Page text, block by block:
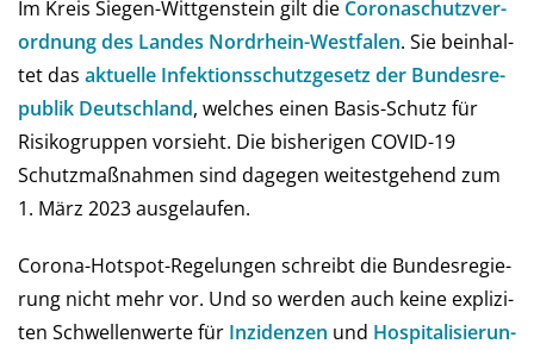
Im Kreis Siegen-Wittgenstein gilt die Corona­schutz­ver­
ord­nung des Landes Nord­rhein-West­falen. Sie be­in­hal­
tet das aktu­elle Infe­ktions­schutz­ge­setz der Bun­des­re­
pub­lik Deutsch­land, wel­ches einen Basis-Schutz für
Risi­ko­grup­pen vor­sieht. Die bis­he­ri­gen COVID-19
Schutz­maß­nah­men sind da­ge­gen wei­test­gehend zum
1. März 2023 ausgelaufen.
Corona-Hot­spot-Regelungen schreibt die Bun­des­re­gie­
rung nicht mehr vor. Und so wer­den auch keine ex­pli­zi­
ten Schwel­len­werte für Inzi­den­zen und Hos­pi­ta­li­sie­run­